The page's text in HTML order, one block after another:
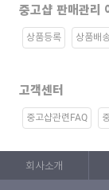
중고샵 판매관리
상품등록 상품배
고객센터
중고샵관련FAQ
회사소개